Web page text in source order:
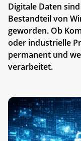
Digitale Daten
Bestandteil von
geworden. Ob
oder industrielle
permanent und
verarbeitet.